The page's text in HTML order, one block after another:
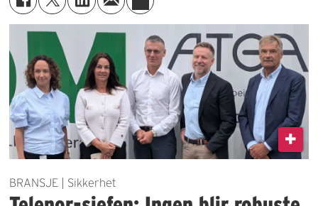
BRANSJE | Sikkerhet